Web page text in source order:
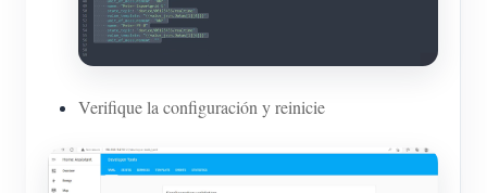
Verifique la configuración y reinicie